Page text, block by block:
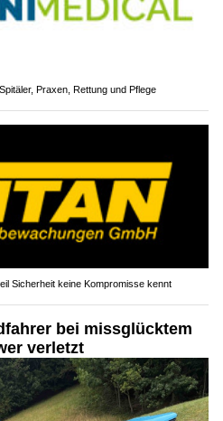
Praxen, Rettung und Pflege
Sicherheit keine Kompromisse kennt
bei missglücktem
verletzt